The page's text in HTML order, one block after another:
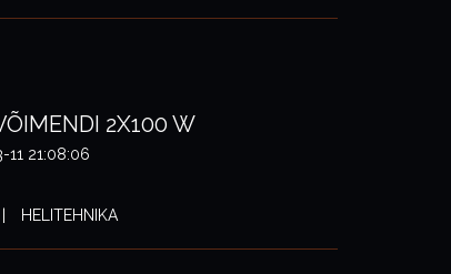
2X100 W
11 21:08:06
HELITEHNIKA